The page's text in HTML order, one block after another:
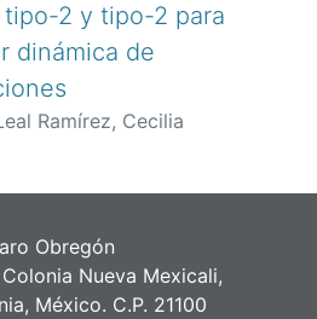
tipo-2 y tipo-2 para
dinámica de
Ramírez, Cecilia
Obregón
Nueva Mexicali,
México. C.P. 21100